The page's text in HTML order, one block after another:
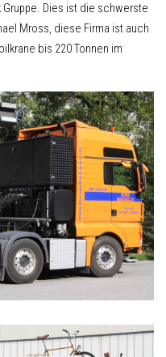
Dies ist die schwerste
Mross, diese Firma ist auch
bis 220 Tonnen im